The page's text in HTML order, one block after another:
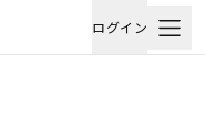
ログイン